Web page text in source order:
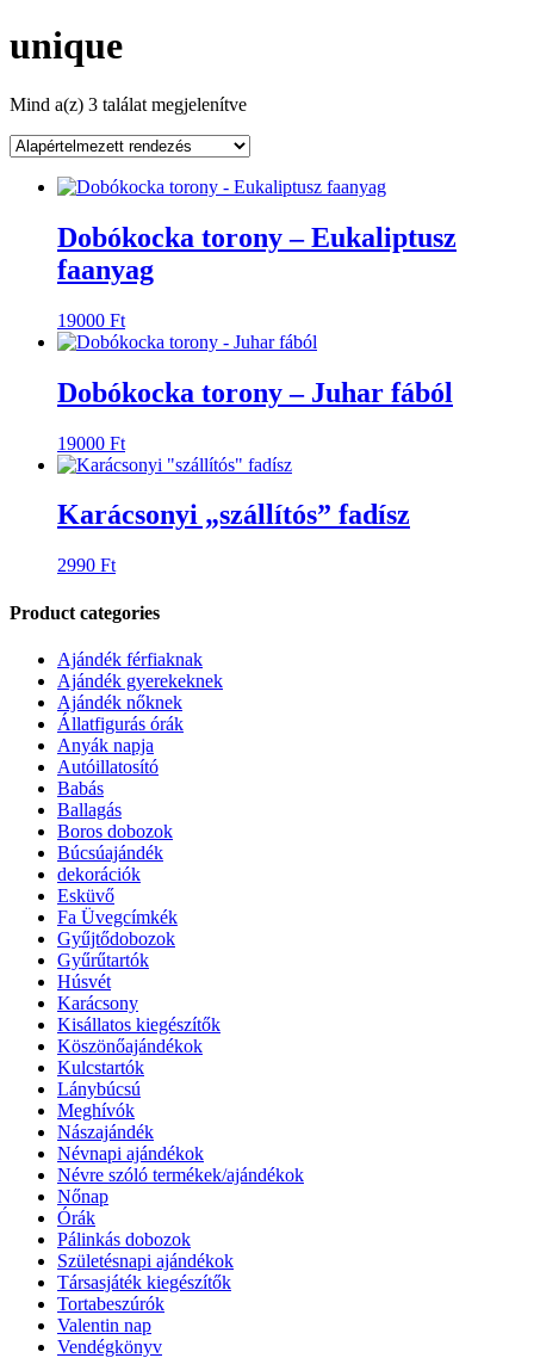
unique
Mind a(z) 3 találat megjelenítve
Dobókocka torony – Eukaliptusz
faanyag
19000 Ft
Dobókocka torony – Juhar fából
19000 Ft
Karácsonyi „szállítós” fadísz
2990 Ft
Product categories
Ajándék férfiaknak
Ajándék gyerekeknek
Ajándék nőknek
Állatfigurás órák
Anyák napja
Autóillatosító
Babás
Ballagás
Boros dobozok
Búcsúajándék
dekorációk
Esküvő
Fa Üvegcímkék
Gyűjtődobozok
Gyűrűtartók
Húsvét
Karácsony
Kisállatos kiegészítők
Köszönőajándékok
Kulcstartók
Lánybúcsú
Meghívók
Nászajándék
Névnapi ajándékok
Névre szóló termékek/ajándékok
Nőnap
Órák
Pálinkás dobozok
Születésnapi ajándékok
Társasjáték kiegészítők
Tortabeszúrók
Valentin nap
Vendégkönyv